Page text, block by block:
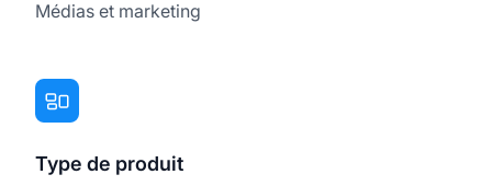
Médias et marketing
Type de produit